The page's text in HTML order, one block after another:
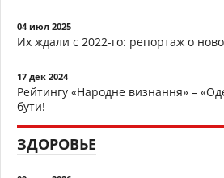
04 июл 2025
Их ждали с 2022-го: репортаж о
17 дек 2024
Рейтингу «Народне визнання» –
бути!
ЗДОРОВЬЕ